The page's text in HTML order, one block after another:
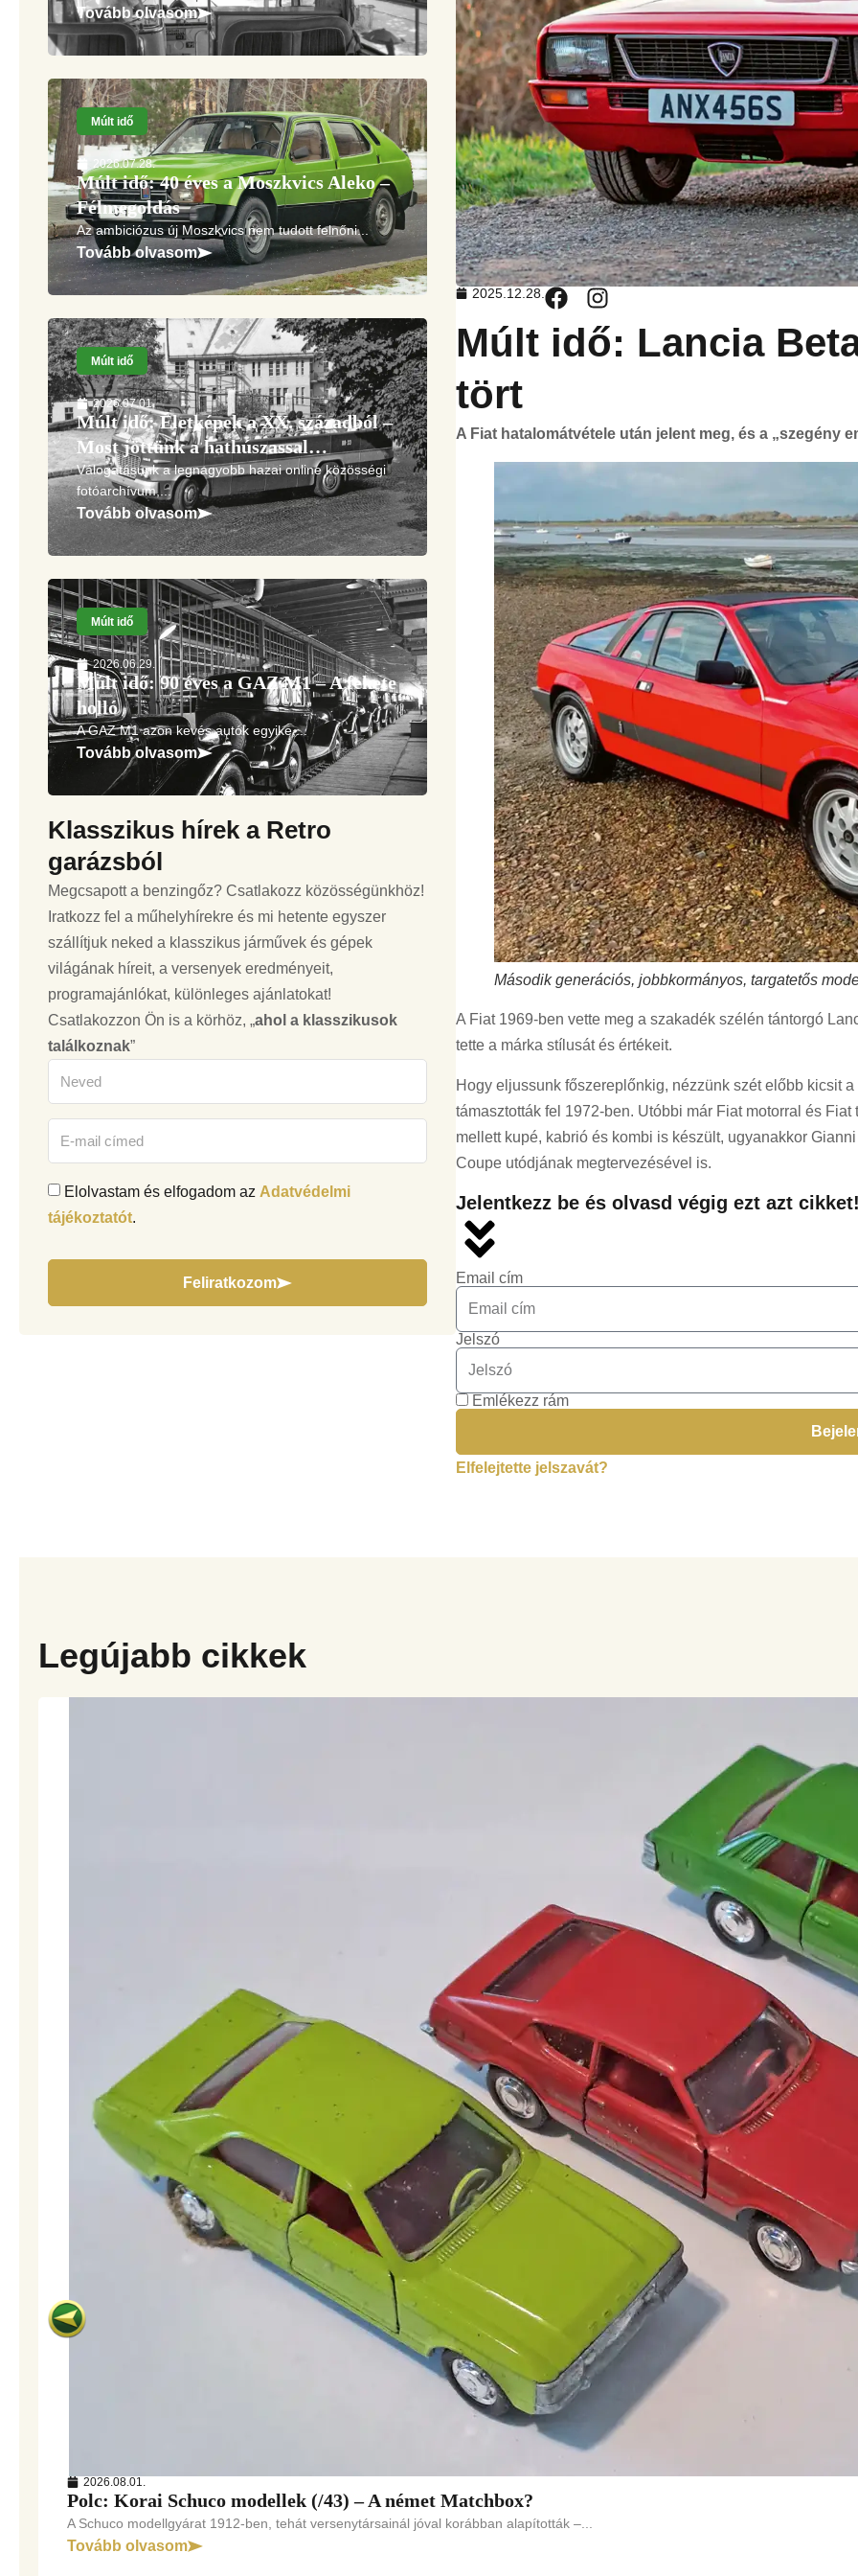
Tovább olvasom
Múlt idő
2026.07.28.
Múlt idő: 40 éves a Moszkvics Aleko –
Félmegoldás
Az ambiciózus új Moszkvics nem tudott felnőni...
Tovább olvasom
Múlt idő
2026.07.01.
Múlt idő: Életképek a XX. századból –
Most jöttünk a hathúszassal…
Válogatásunk a legnagyobb hazai online közösségi
fotóarchívum,...
Tovább olvasom
Múlt idő
2026.06.29.
Múlt idő: 90 éves a GAZ M1 – A fekete
holló
A GAZ M1 azon kevés autók egyike,...
Tovább olvasom
Klasszikus hírek a Retro
garázsból
Megcsapott a benzingőz? Csatlakozz közösségünkhöz!
Iratkozz fel a műhelyhírekre és mi hetente egyszer
szállítjuk neked a klasszikus járművek és gépek
világának híreit, a versenyek eredményeit,
programajánlókat, különleges ajánlatokat!
Csatlakozzon Ön is a körhöz, „ahol a klasszikusok
találkoznak”
Elolvastam és elfogadom az Adatvédelmi
tájékoztatót.
Feliratkozom
2025.12.28.
Múlt idő: Lancia
tört
A Fiat hatalomátvétele után jelent meg, és a „szegény
Második generációs, jobbkormányos, targatetős
A Fiat 1969-ben vette meg a szakadék szélén tántorgó
tette a márka stílusát és értékeit.
Hogy eljussunk főszereplőnkig, nézzünk szét előbb kicsit
támasztották fel 1972-ben. Utóbbi már Fiat motorral és
mellett kupé, kabrió és kombi is készült, ugyanakkor
Coupe utódjának megtervezésével is.
Jelentkezz be és olvasd végig ezt azt
Email cím
Jelszó
Emlékezz rám
Elfelejtette jelszavát?
Legújabb cikkek
2026.08.01.
Polc: Korai Schuco modellek (/43) – A német Matchbox?
A Schuco modellgyárat 1912-ben, tehát versenytársainál jóval korábban alapították –...
Tovább olvasom